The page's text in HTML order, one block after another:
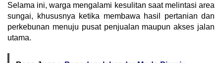
Selama ini, warga mengalami kesulitan saat melintasi area
sungai, khususnya ketika membawa hasil pertanian dan
perkebunan menuju pusat penjualan maupun akses jalan
utama.